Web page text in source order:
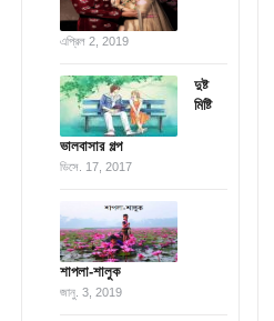
এপ্রিল 2, 2019
দুষ্ট
মিষ্টি
ভালবাসার গল্প
ডিসে. 17, 2017
শাপলা-শালুক
জানু. 3, 2019